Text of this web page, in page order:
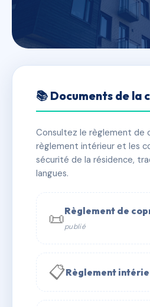
RESIDENCE LES
✓ Immatriculée 🏠 60 lots
📞 Contacter Syndic Digital
📚 Documents de la
Consultez le règlement de
règlement intérieur et les
sécurité de la résidence,
langues.
📜Règlement de
publié
📋Règlement